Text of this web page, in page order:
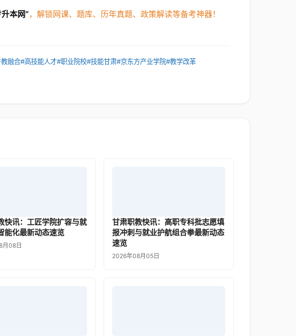
本网”，解锁网课、题库、历年真题、政策解读等备考神器！
融合#高技能人才#职业院校#技能甘肃#京东方产业学院#教学改革
快讯：工匠学院扩容与就
能化最新动态速览
月08日
甘肃职教快讯：高职专科批志愿填
报冲刺与就业护航组合拳最新动态
速览
2026年08月05日